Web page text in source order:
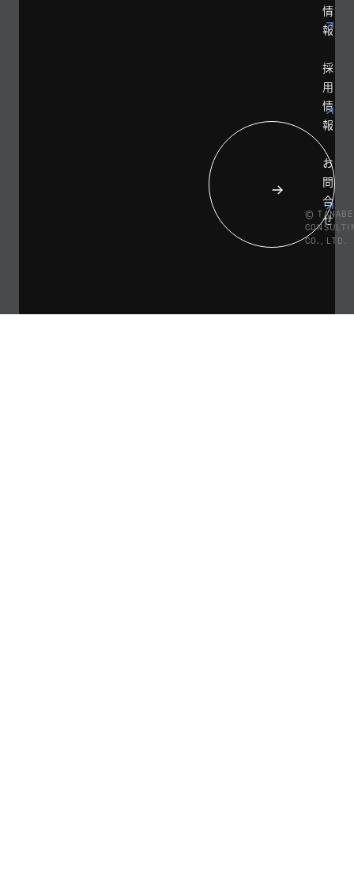
情
報
採
用
情
報
お
問
合
せ
© TANABE
CO., LTD.